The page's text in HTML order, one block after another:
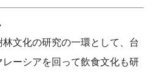
文化の研究の一環として、台
ーシアを回って飲食文化も研